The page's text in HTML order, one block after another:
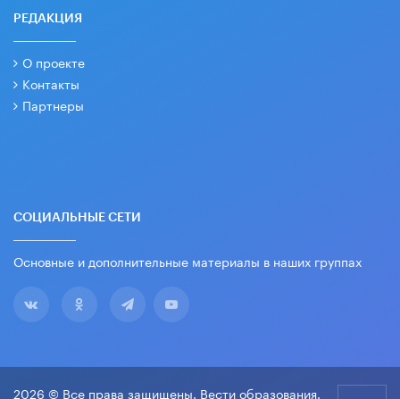
РЕДАКЦИЯ
О проекте
Контакты
Партнеры
СОЦИАЛЬНЫЕ СЕТИ
Основные и дополнительные материалы в наших группах
2026 © Все права защищены. Вести образования.